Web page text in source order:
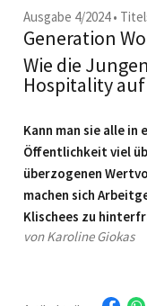
Ausgabe 4/2024•
Generation
Wie die
Hospitality
Kann man sie alle in
Öffentlichkeit viel
überzogenen
machen sich
Klischees zu
von Karoline Giokas